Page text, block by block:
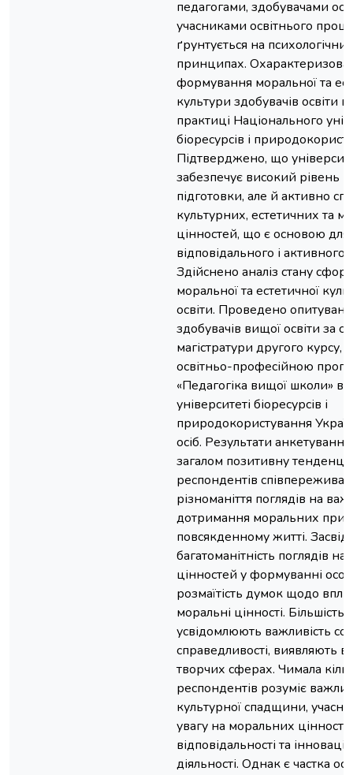
педагогами, здобувачами
учасниками освітнього
ґрунтується на
принципах.
формування моральної та
культури здобувачів освіти в
практиці Національного
біоресурсів і
Підтверджено, що
забезпечує високий рівень
підготовки, але й активно
культурних, естетичних та
цінностей, що є основою для
відповідального і
Здійснено аналіз стану
моральної та естетичної
освіти. Проведено
здобувачів вищої освіти за
магістратури другого курсу,
освітньо-професійною
«Педагогіка вищої школи» в
університеті біоресурсів і
природокористування
осіб. Результати
загалом позитивну
респондентів
різноманіття поглядів на
дотримання моральних
повсякденному житті.
багатоманітність поглядів
цінностей у формуванні
розмаїтість думок щодо
моральні цінності. Більшість
усвідомлюють важливість
справедливості, виявляють
творчих сферах. Чимала
респондентів розуміє
культурної спадщини,
увагу на моральних
відповідальності та
діяльності. Однак є частка